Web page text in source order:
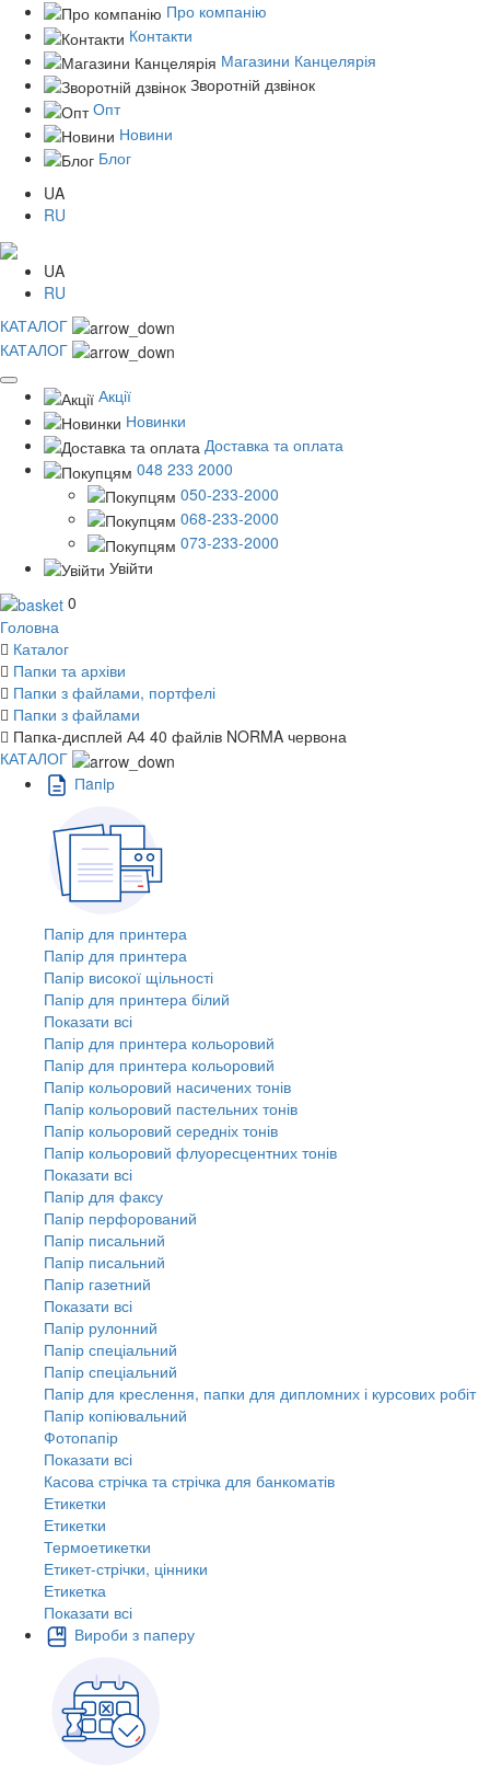
Про компанію
Контакти
Магазини Канцелярія
Зворотній дзвінок
Опт
Новини
Блог
UA
RU
UA
RU
КАТАЛОГ
КАТАЛОГ
Акції
Новинки
Доставка та оплата
048 233 2000
050-233-2000
068-233-2000
073-233-2000
Увійти
0
Головна
Каталог
Папки та архіви
Папки з файлами, портфелі
Папки з файлами
Папка-дисплей А4 40 файлів NORMA червона
КАТАЛОГ
Пaпiр
Папір для принтера
Папір для принтера
Папір високої щільності
Папір для принтера білий
Показати всі
Папір для принтера кольоровий
Папір для принтера кольоровий
Папір кольоровий насичених тонів
Папір кольоровий пастельних тонів
Папір кольоровий середніх тонів
Папір кольоровий флуоресцентних тонів
Показати всі
Папір для факсу
Папір перфорований
Папір писальний
Папір писальний
Папір газетний
Показати всі
Папір рулонний
Папір спеціальний
Папір спеціальний
Папір для креслення, папки для дипломних і курсових робіт
Папір копіювальний
Фотопапір
Показати всі
Касова стрічка та стрічка для банкоматів
Етикетки
Етикетки
Термоетикетки
Етикет-стрічки, цінники
Етикетка
Показати всі
Вироби з паперу